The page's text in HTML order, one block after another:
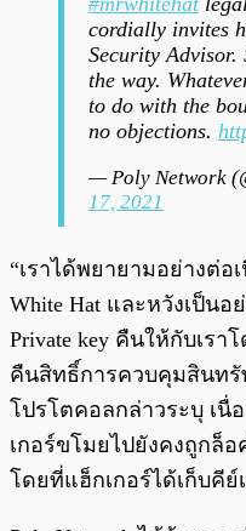
cordially invites
Security Advisor.
the way.
to do with the
no objections.
— Poly Network
17, 2021
“เราได้พยายามอย่างต่อ
White Hat และหวังเป็นอ
Private key คืนให้กับเรา
คืนสิทธิ์การควบคุมสินทรั
โปรโตคอลกล่าวระบุ เนื่
เกอร์ขโมยไปยังคงถูกล็อ
โดยที่แฮ็กเกอร์ได้เก็บคีย์